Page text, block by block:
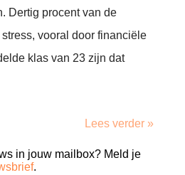
Dertig procent van de
vooral door financiële
klas van 23 zijn dat
Lees verder »
in jouw mailbox? Meld je
.